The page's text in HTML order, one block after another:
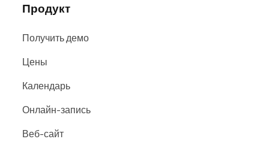
Продукт
Получить демо
Цены
Календарь
Онлайн-запись
Веб-сайт